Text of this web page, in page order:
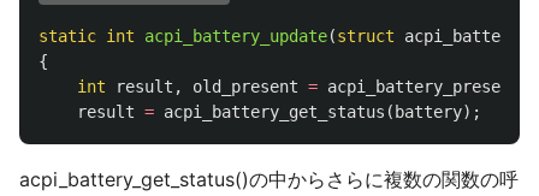
static int acpi_battery_update(struct acpi_battery
{
int
result , old_present = acpi_battery_present
result = acpi_battery_get_status ( battery);
acpi_battery_get_status()の中からさらに複数の関数の呼